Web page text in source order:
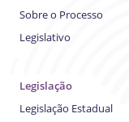
Sobre o Processo
Legislativo
Legislação
Legislação Estadual